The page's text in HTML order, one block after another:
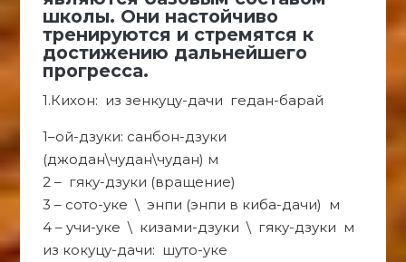
школы. Они настойчиво
тренируются и стремятся к
достижению дальнейшего
прогресса.
1.Кихон: из зенкуцу-дачи гедан-барай
1–ой-дзуки: санбон-дзуки
(джодан\чудан\чудан) м
2 – гяку-дзуки (вращение)
3 – сото-уке \ энпи (энпи в киба-дачи) м
4 – учи-уке \ кизами-дзуки \ гяку-дзуки м
из кокуцу-дачи: шуто-уке